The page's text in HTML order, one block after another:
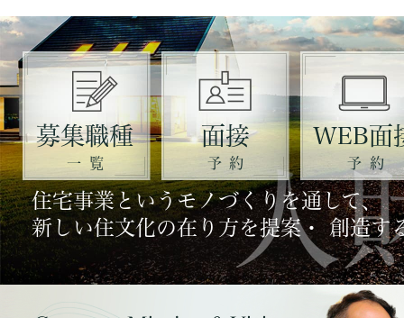
募集職種
一覧
面接
予約
WEB面
予約
住宅事業というモノづくりを通して、
新しい住文化の在り方を提案・ 創造す